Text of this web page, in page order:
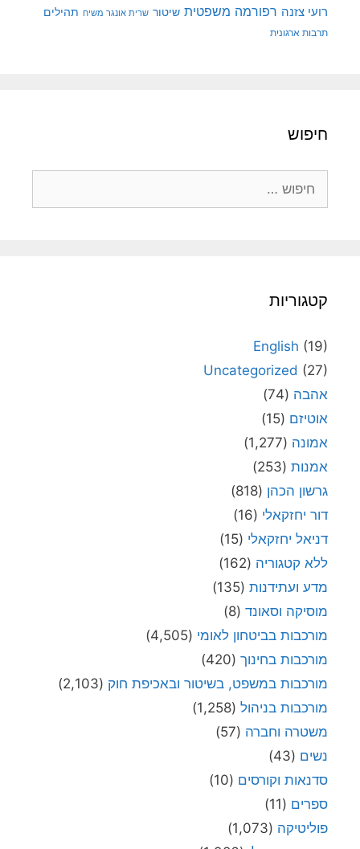
רועי צזנה רפורמה משפטית שיטור שרית אונגר משיח תהילים
תרבות ארגונית
חיפוש
קטגוריות
English (19)
Uncategorized (27)
אהבה (74)
אוטיזם (15)
אמונה (1,277)
אמנות (253)
גרשון הכהן (818)
דור יחזקאלי (16)
דניאל יחזקאלי (15)
ללא קטגוריה (162)
מדע ועתידנות (135)
מוסיקה וסאונד (8)
מורכבות בביטחון לאומי (4,505)
מורכבות בחינוך (420)
מורכבות במשפט, בשיטור ובאכיפת חוק (2,103)
מורכבות בניהול (1,258)
משטרה וחברה (57)
נשים (43)
סדנאות וקורסים (10)
ספרים (11)
פוליטיקה (1,073)